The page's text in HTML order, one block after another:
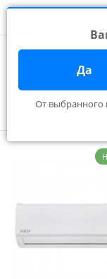
Да
От выбранного
MDV в
Фильтр